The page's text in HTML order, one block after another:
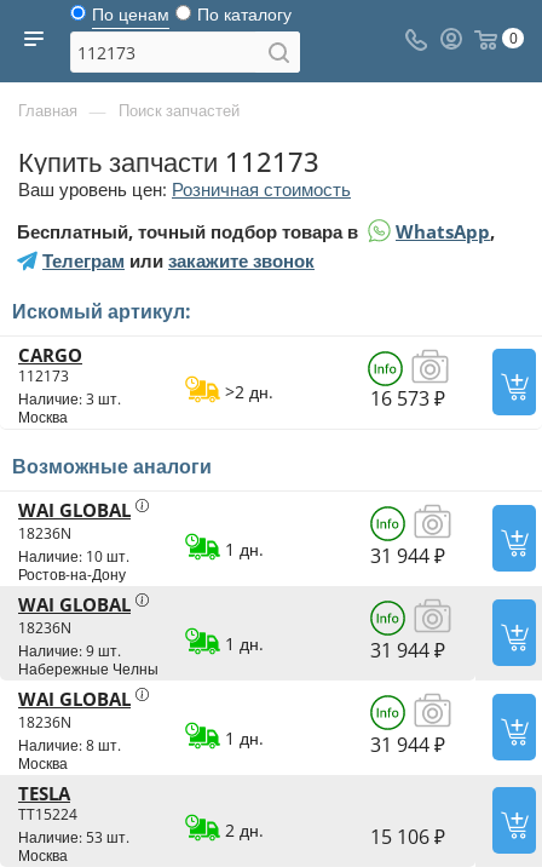
По ценам По каталогу
0
Главная — Поиск запчастей
Купить запчасти 112173
Ваш уровень цен: Розничная стоимость
Бесплатный, точный подбор товара в
WhatsApp,
Телеграм или закажите звонок
Искомый артикул:
CARGO
112173
Наличие: 3 шт.
Москва
>2 дн. 16 573 ₽
Возможные аналоги
WAI GLOBAL
18236N
Наличие: 10 шт.
Ростов-на-Дону
1 дн. 31 944 ₽
WAI GLOBAL
18236N
Наличие: 9 шт.
Набережные Челны
1 дн. 31 944 ₽
WAI GLOBAL
18236N
Наличие: 8 шт.
Москва
1 дн. 31 944 ₽
TESLA
TT15224
Наличие: 53 шт.
Москва
2 дн. 15 106 ₽